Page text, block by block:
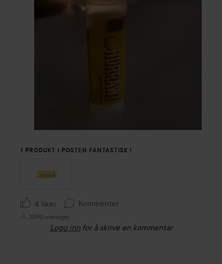
1 PRODUKT I POSTEN FANTASTISK !
4 liker Kommenter
3090 visninger
Logg inn for å skrive en kommentar